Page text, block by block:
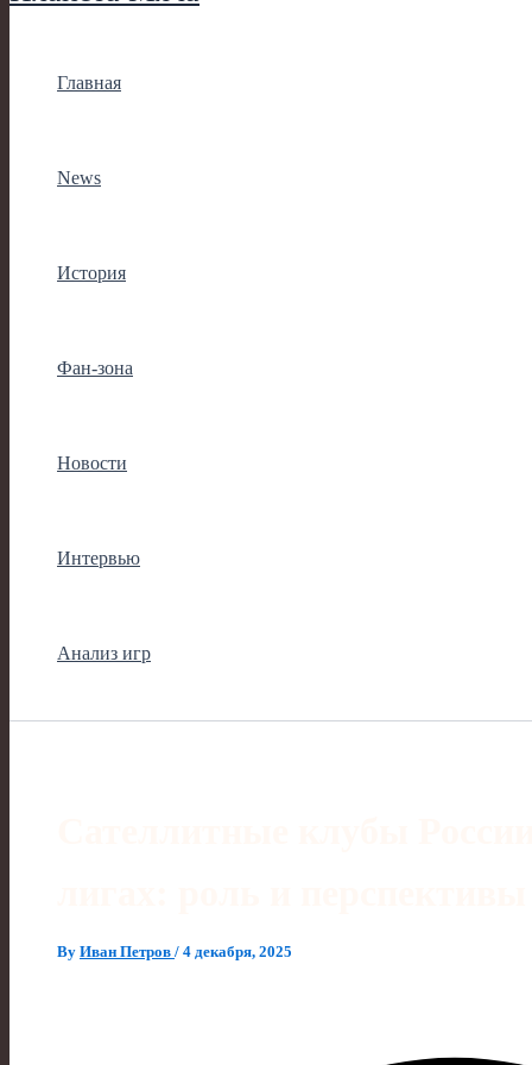
Главная
News
История
Фан-зона
Новости
Интервью
Анализ игр
By Иван Петров / 4 декабря, 2025